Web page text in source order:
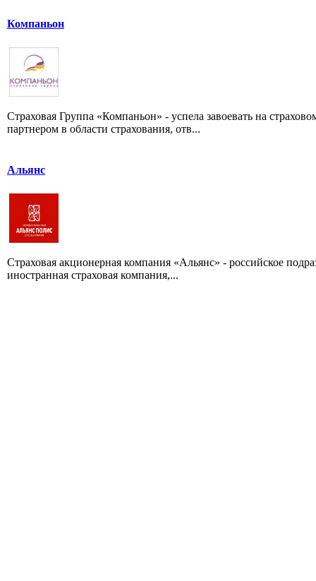
Компаньон
Страховая Группа «Компаньон» - успела завоевать на
партнером в области страхования, отв...
Альянс
Страховая акционерная компания «Альянс» - российское
иностранная страховая компания,...